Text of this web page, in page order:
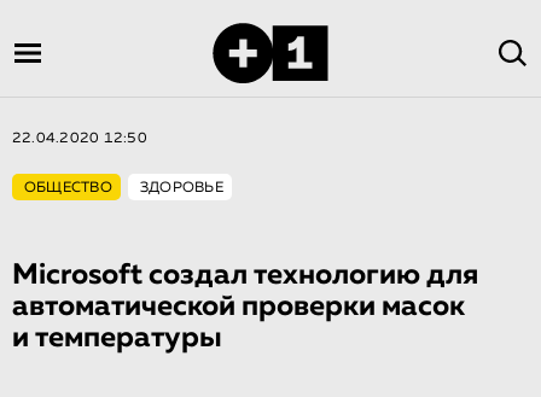
22.04.2020 12:50
ОБЩЕСТВО ЗДОРОВЬЕ
Microsoft создал технологию для
автоматической проверки масок
и температуры